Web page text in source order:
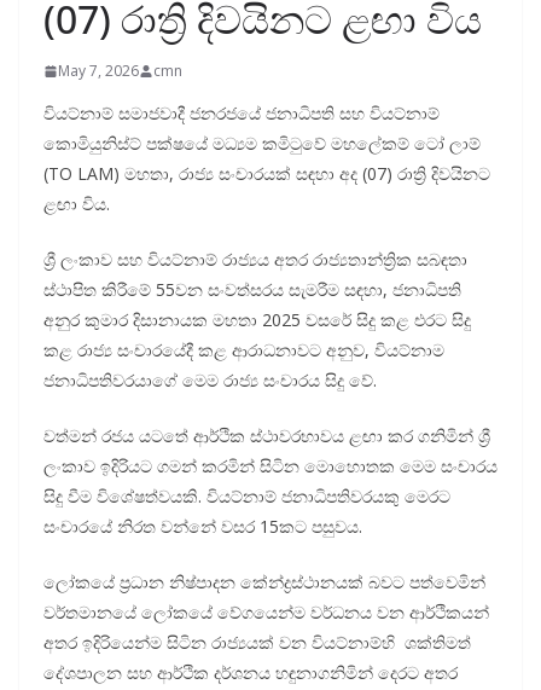
(07) රාත්‍රි දිවයිනට ළඟා විය
May 7, 2026 cmn
වියට්නාම් සමාජවාදී ජනරජයේ ජනාධිපති සහ වියට්නාම්
කොමියුනිස්ට් පක්ෂයේ මධ්‍යම කමිටුවේ මහලේකම් ටෝ ලාම්
(TO LAM) මහතා, රාජ්‍ය සංචාරයක් සඳහා අද (07) රාත්‍රි දිවයිනට
ළඟා විය.
ශ්‍රී ලංකාව සහ වියට්නාම් රාජ්‍යය අතර රාජ්‍යතාන්ත්‍රික සබඳතා
ස්ථාපිත කිරීමේ 55වන සංවත්සරය සැමරීම සඳහා, ජනාධිපති
අනුර කුමාර දිසානායක මහතා 2025 වසරේ සිදු කළ එරට සිදු
කළ රාජ්‍ය සංචාරයේදී කළ ආරාධනාවට අනුව, වියට්නාම
ජනාධිපතිවරයාගේ මෙම රාජ්‍ය සංචාරය සිදු වේ.
වත්මන් රජය යටතේ ආර්ථික ස්ථාවරභාවය ළඟා කර ගනිමින් ශ්‍රී
ලංකාව ඉදිරියට ගමන් කරමින් සිටින මොහොතක මෙම සංචාරය
සිදු වීම විශේෂත්වයකි. වියට්නාම් ජනාධිපතිවරයකු මෙරට
සංචාරයේ නිරත වන්නේ වසර 15කට පසුවය.
ලෝකයේ ප්‍රධාන නිෂ්පාදන කේන්ද්‍රස්ථානයක් බවට පත්වෙමින්
වර්තමානයේ ලෝකයේ වේගයෙන්ම වර්ධනය වන ආර්ථිකයන්
අතර ඉදිරියෙන්ම සිටින රාජ්‍යයක් වන වියට්නාම්හි ශක්තිමත්
දේශපාලන සහ ආර්ථික දර්ශනය හඳුනාගනිමින් දෙරට අතර